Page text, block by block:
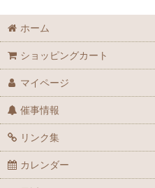
ホーム
ショッピングカート
マイページ
催事情報
リンク集
カレンダー